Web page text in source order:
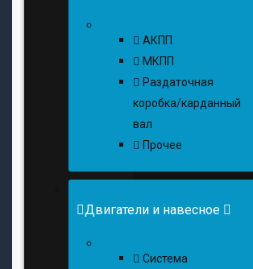
АКПП
МКПП
Раздаточная
коробка/карданный
вал
Прочее
Двигатели и навесное
Cистема